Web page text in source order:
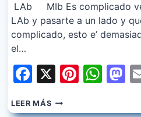
LAb MIb Es complicado
LAb y pasarte a un lado y
complicado, esto e’
el…
Facebook
X
LEER MÁSDANNY
OCEAN